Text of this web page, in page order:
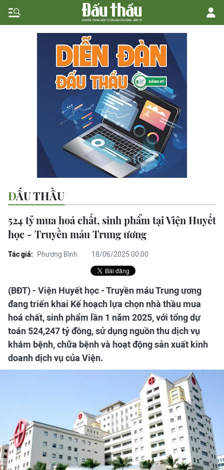
ĐẤU THẦU
524 tỷ mua hoá chất, sinh phẩm tại Viện Huyết
học - Truyền máu Trung ương
Tác giả: Phương Bình 18/06/2025 00:00
(BĐT) - Viện Huyết học - Truyền máu Trung ương
đang triển khai Kế hoạch lựa chọn nhà thầu mua
hoá chất, sinh phẩm lần 1 năm 2025, với tổng dự
toán 524,247 tỷ đồng, sử dụng nguồn thu dịch vụ
khám bệnh, chữa bệnh và hoạt động sản xuất kinh
doanh dịch vụ của Viện.